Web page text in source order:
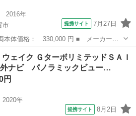
2016年
市
提携サイト 7月27日
ウェイク ■ グレード名： Ｌ ＳＡ
ＴＣ バックカメラ 両側電動スライ
ェイク ＧターボリミテッドＳＡＩ
ナビ パノラミックビュー…
円
2020年
提携サイト 8月2日